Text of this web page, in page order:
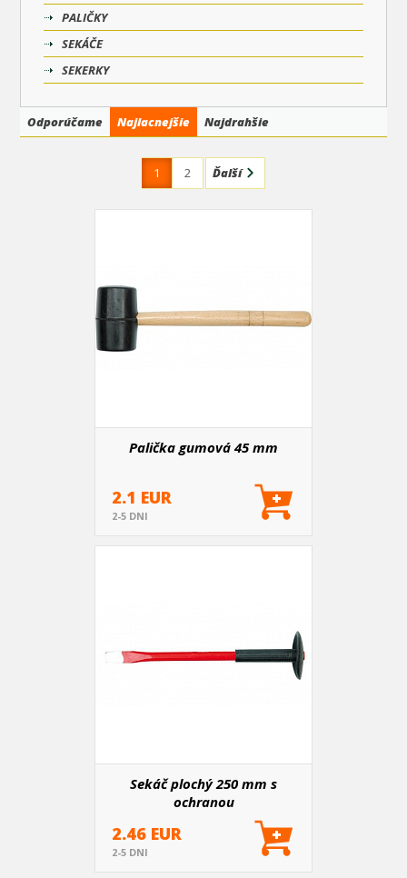
PALIČKY
SEKÁČE
SEKERKY
Odporúčame Najlacnejšie Najdrahšie
1 2 Ďalší
Palička gumová 45 mm
2.1 EUR
2-5 DNI
Sekáč plochý 250 mm s
ochranou
2.46 EUR
2-5 DNI